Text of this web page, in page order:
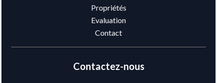
Propriétés
Evaluation
Contact
Contactez-nous